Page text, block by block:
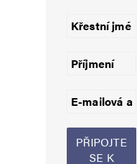
Uložit do prohlížeče
Informujte mě o nových
Alternative: